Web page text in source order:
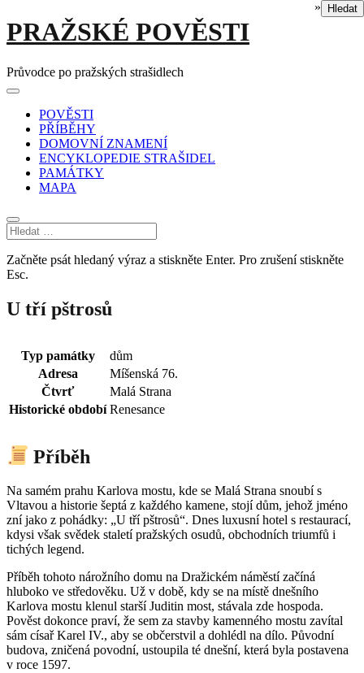
Skip
to
PRAŽSKÉ POVĚSTI
Průvodce po pražských strašidlech
Menu
POVĚSTI
PŘÍBĚHY
DOMOVNÍ ZNAMENÍ
ENCYKLOPEDIE STRAŠIDEL
PAMÁTKY
MAPA
» Hledat
Začněte psát hledaný výraz a stiskněte Enter. Pro zrušení stiskněte
Esc.
U tří pštrosů
Typ památky
dům
Adresa
Míšenská 76.
Čtvrť
Malá Strana
Historické období Renesance
Příběh
Na samém prahu Karlova mostu, kde se Malá Strana snoubí s
Vltavou a historie šeptá z každého kamene, stojí dům, jehož jméno
zní jako z pohádky: „U tří pštrosů“. Dnes luxusní hotel s restaurací,
kdysi však svědek staletí pražských osudů, obchodních triumfů i
tichých legend.
Příběh tohoto nárožního domu na Dražickém náměstí začíná
hluboko ve středověku. Už v době, kdy se na místě dnešního
Karlova mostu klenul starší Juditin most, stávala zde hospoda.
Pověst dokonce praví, že sem za stavby kamenného mostu zavítal
sám císař Karel IV., aby se občerstvil a dohlédl na dílo. Původní
budova, zničená povodní, ustoupila té dnešní, která byla postavena
v roce 1597.